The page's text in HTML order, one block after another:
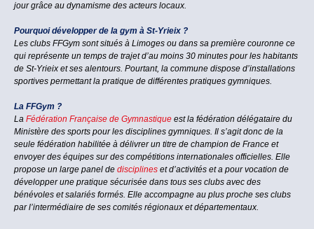
jour grâce au dynamisme des acteurs locaux.
Pourquoi développer de la gym à St-Yrieix ?
Les clubs FFGym sont situés à Limoges ou dans sa première couronne ce
qui représente un temps de trajet d’au moins 30 minutes pour les habitants
de St-Yrieix et ses alentours. Pourtant, la commune dispose d’installations
sportives permettant la pratique de différentes pratiques gymniques.
La FFGym ?
La Fédération Française de Gymnastique est la fédération délégataire du
Ministère des sports pour les disciplines gymniques. Il s’agit donc de la
seule fédération habilitée à délivrer un titre de champion de France et
envoyer des équipes sur des compétitions internationales officielles. Elle
propose un large panel de disciplines et d’activités et a pour vocation de
développer une pratique sécurisée dans tous ses clubs avec des
bénévoles et salariés formés. Elle accompagne au plus proche ses clubs
par l’intermédiaire de ses comités régionaux et départementaux.